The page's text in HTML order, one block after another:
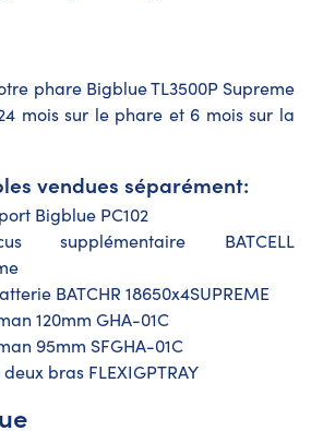
phare Bigblue TL3500P Supreme
mois sur le phare et 6 mois sur la
vendues séparément:
Bigblue PC102
supplémentaire BATCELL
BATCHR 18650x4SUPREME
120mm GHA-01C
95mm SFGHA-01C
bras FLEXIGPTRAY